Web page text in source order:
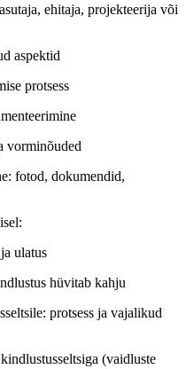
ehitaja, projekteerija või
aspektid
protsess
vorminõuded
fotod, dokumendid,
ulatus
hüvitab kahju
protsess ja vajalikud
(vaidluste